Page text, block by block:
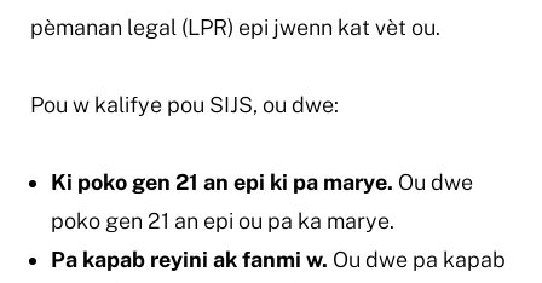
pèmanan legal (LPR) epi jwenn kat vèt ou.
Pou w kalifye pou SIJS, ou dwe:
Ki poko gen 21 an epi ki pa marye. Ou dwe
poko gen 21 an epi ou pa ka marye.
Pa kapab reyini ak fanmi w. Ou dwe pa kapab